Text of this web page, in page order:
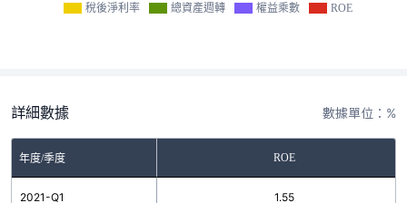
稅後淨利率 總資產週轉 權益乘數 ROE
詳細數據 數據單位：%
年度/季度 ROE
2021-Q1 1.55